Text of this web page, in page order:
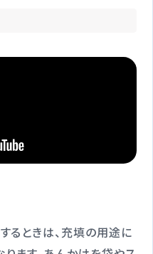
るときは、充填の用途に